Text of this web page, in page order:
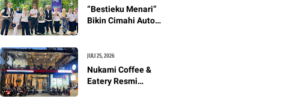
“Bestieku Menari”
Bikin Cimahi Auto
2026
JULI 25, 2026
Nukami Coffee &
Eatery Resmi